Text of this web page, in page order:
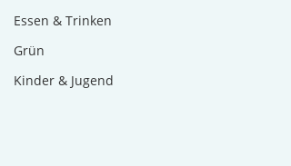
Essen & Trinken
Grün
Kinder & Jugend